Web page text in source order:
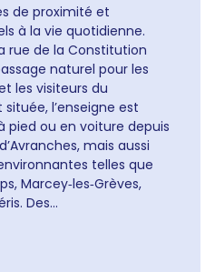
de proximité et
à la vie quotidienne.
rue de la Constitution
naturel pour les
les visiteurs du
l’enseigne est
pied ou en voiture depuis
mais aussi
telles que
Marcey‑les‑Grèves,
Des...